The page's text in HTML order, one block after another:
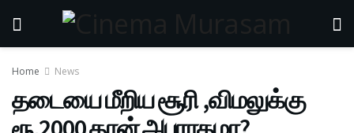
Home News
தடையை மீறிய சூரி ,விமலுக்கு